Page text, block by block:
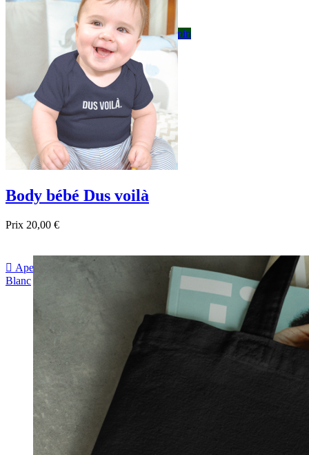
Aperçu rapide
Noir Bordeau Bleu foncé sapin
Body bébé Dus voilà
Prix 20,00 €
 Aperçu rapide
Blanc
Bleu foncé